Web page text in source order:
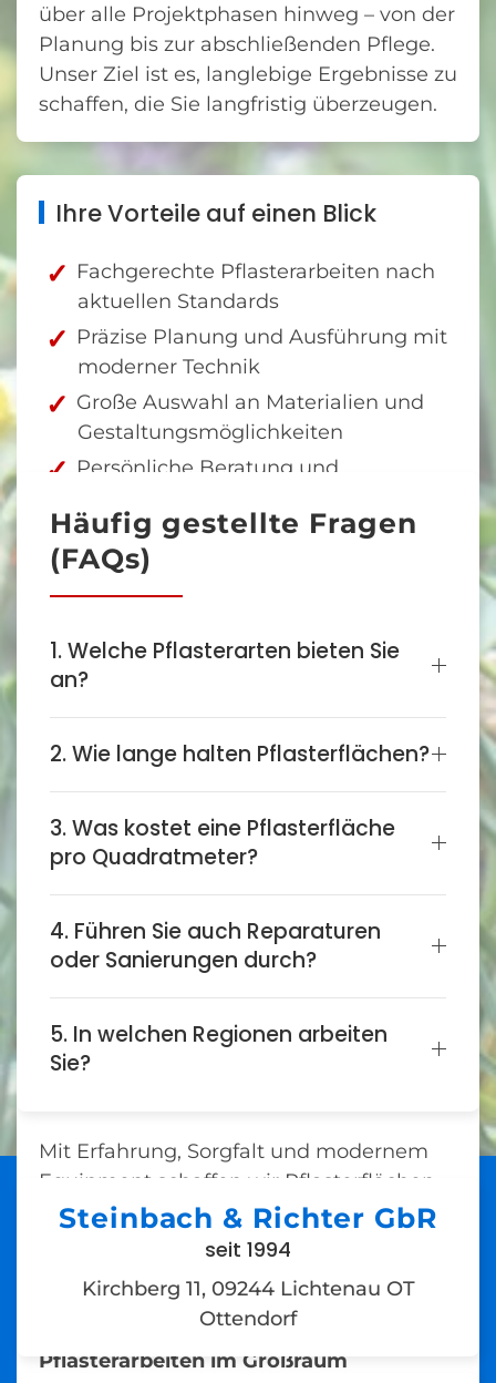
über alle Projektphasen hinweg – von der
Planung bis zur abschließenden Pflege.
Unser Ziel ist es, langlebige Ergebnisse zu
schaffen, die Sie langfristig überzeugen.
Ihre Vorteile auf einen Blick
Fachgerechte Pflasterarbeiten nach
aktuellen Standards
Präzise Planung und Ausführung mit
moderner Technik
Große Auswahl an Materialien und
Gestaltungsmöglichkeiten
Persönliche Beratung und
Nachhaltige und langlebige
Bauweise
Regionale Nähe und schnelle
Termintreue und saubere
Arbeitsweise
Fazit: Pflasterarbeiten mit
Bestand – Qualität auf festem
Grund
Ob Einfahrt, Hof oder Weg – hochwertige
Pflasterarbeiten sind die Grundlage für
dauerhaft stabile und ansprechende
Landschaftsgestaltungsteht für präzise
Planung, fachgerechte Ausführung und
Mit Erfahrung, Sorgfalt und modernem
Equipment schaffen wir Pflasterflächen,
die optisch überzeugen und den
täglichen Belastungen standhalten.
Ihr Partner für professionelle
Pflasterarbeiten im Großraum
Häufig gestellte Fragen
(FAQs)
1. Welche Pflasterarten bieten Sie
an?
2. Wie lange halten Pflasterflächen?
3. Was kostet eine Pflasterfläche
pro Quadratmeter?
4. Führen Sie auch Reparaturen
oder Sanierungen durch?
5. In welchen Regionen arbeiten
Sie?
Steinbach & Richter GbR
seit 1994
Kirchberg 11, 09244 Lichtenau OT
Ottendorf